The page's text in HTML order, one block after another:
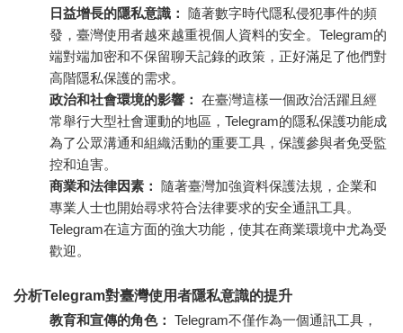
日益增長的隱私意識： 隨著數字時代隱私侵犯事件的頻
發，臺灣使用者越來越重視個人資料的安全。Telegram的
端對端加密和不保留聊天記錄的政策，正好滿足了他們對
高階隱私保護的需求。
政治和社會環境的影響： 在臺灣這樣一個政治活躍且經
常舉行大型社會運動的地區，Telegram的隱私保護功能成
為了公眾溝通和組織活動的重要工具，保護參與者免受監
控和迫害。
商業和法律因素： 隨著臺灣加強資料保護法規，企業和
專業人士也開始尋求符合法律要求的安全通訊工具。
Telegram在這方面的強大功能，使其在商業環境中尤為受
歡迎。
分析Telegram對臺灣使用者隱私意識的提升
教育和宣傳的角色： Telegram不僅作為一個通訊工具，